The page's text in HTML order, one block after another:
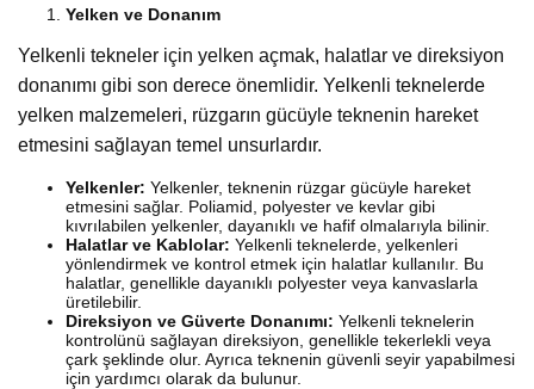
Yelken ve Donanım
Yelkenli tekneler için yelken açmak, halatlar ve direksiyon
donanımı gibi son derece önemlidir. Yelkenli teknelerde
yelken malzemeleri, rüzgarın gücüyle teknenin hareket
etmesini sağlayan temel unsurlardır.
Yelkenler: Yelkenler, teknenin rüzgar gücüyle hareket
etmesini sağlar. Poliamid, polyester ve kevlar gibi
kıvrılabilen yelkenler, dayanıklı ve hafif olmalarıyla bilinir.
Halatlar ve Kablolar: Yelkenli teknelerde, yelkenleri
yönlendirmek ve kontrol etmek için halatlar kullanılır. Bu
halatlar, genellikle dayanıklı polyester veya kanvaslarla
üretilebilir.
Direksiyon ve Güverte Donanımı: Yelkenli teknelerin
kontrolünü sağlayan direksiyon, genellikle tekerlekli veya
çark şeklinde olur. Ayrıca teknenin güvenli seyir yapabilmesi
için yardımcı olarak da bulunur.